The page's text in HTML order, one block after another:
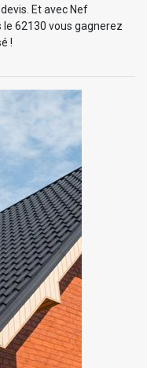
Et avec Nef
le 62130 vous gagnerez
!